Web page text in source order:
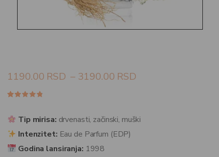
1190.00 RSD – 3190.00 RSD
5 na
osnovu
kupaca
Tip mirisa: drvenasti, začinski, muški
Intenzitet: Eau de Parfum (EDP)
Godina lansiranja: 1998